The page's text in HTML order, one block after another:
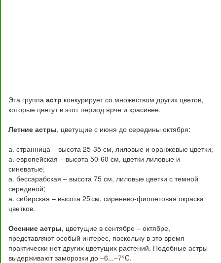
Эта группа астр конкурирует со множеством других цветов,
которые цветут в этот период ярче и красивее.
Летние астры, цветущие с июня до середины октября:
а. странница – высота 25-35 см, лиловые и оранжевые цветки;
а. европейская – высота 50-60 см, цветки лиловые и
синеватые;
а. бессарабская – высота 75 см, лиловые цветки с темной
серединой;
а. сибирская – высота 25 см, сиренево-фиолетовая окраска
цветков.
Осенние астры, цветущие в сентябре – октябре,
представляют особый интерес, поскольку в это время
практически нет других цветущих растений. Подобные астры
выдерживают заморозки до –6...–7°C.